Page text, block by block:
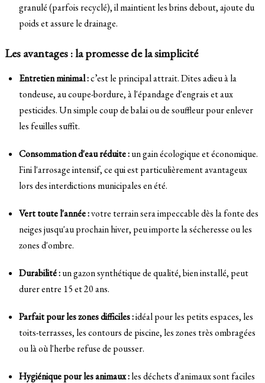
granulé (parfois recyclé), il maintient les brins debout, ajoute du
poids et assure le drainage.
Les avantages : la promesse de la simplicité
Entretien minimal :c’est le principal attrait. Dites adieu à la
tondeuse, au coupe-bordure, à l'épandage d'engrais et aux
pesticides. Un simple coup de balai ou de souffleur pour enlever
les feuilles suffit.
Consommation d'eau réduite :un gain écologique et économique.
Fini l'arrosage intensif, ce qui est particulièrement avantageux
lors des interdictions municipales en été.
Vert toute l'année :votre terrain sera impeccable dès la fonte des
neiges jusqu'au prochain hiver, peu importe la sécheresse ou les
zones d'ombre.
Durabilité :un gazon synthétique de qualité, bien installé, peut
durer entre 15 et 20 ans.
Parfait pour les zones difficiles :idéal pour les petits espaces, les
toits-terrasses, les contours de piscine, les zones très ombragées
ou là où l'herbe refuse de pousser.
Hygiénique pour les animaux :les déchets d'animaux sont faciles